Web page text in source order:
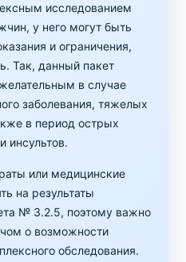
исследованием
у него могут быть
и ограничения,
Так, данный пакет
в случае
заболевания, тяжелых
в период острых
инсультов.
или медицинские
на результаты
№ 3.2.5, поэтому важно
о возможности
обследования.